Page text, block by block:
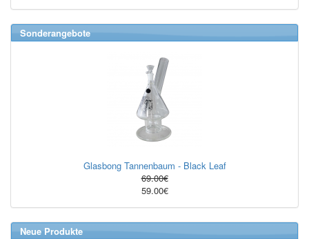
Sonderangebote
Glasbong Tannenbaum - Black Leaf
69.00€
59.00€
Neue Produkte